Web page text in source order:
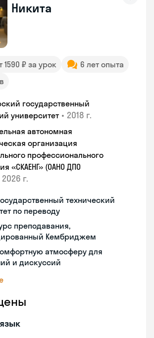
Никита
1590 ₽ за урок
6 лет опыта
государственный
университет • 2018 г.
автономная
организация
профессионального
«СКАЕНГ» (ОАНО ДПО
2026 г.
технический
по переводу
преподавания,
Кембриджем
атмосферу для
и дискуссий